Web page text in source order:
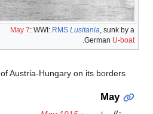
May 7: WWI: RMS Lusitania, sunk by a
German U-boat
.
of Austria-Hungary on its borders.
May